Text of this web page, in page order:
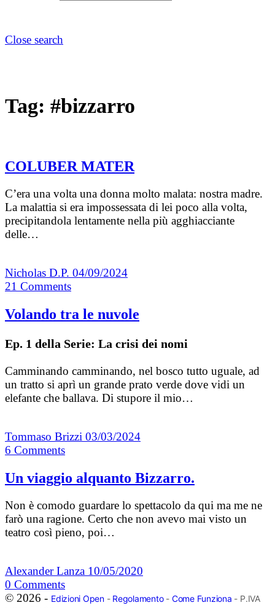
Close search
Tag: #bizzarro
COLUBER MATER
C’era una volta una donna molto malata: nostra madre.
La malattia si era impossessata di lei poco alla volta,
precipitandola lentamente nella più agghiacciante
delle…
Nicholas D.P. 04/09/2024
21 Comments
Volando tra le nuvole
Ep. 1 della Serie: La crisi dei nomi
Camminando camminando, nel bosco tutto uguale, ad
un tratto si aprì un grande prato verde dove vidi un
elefante che ballava. Di stupore il mio…
Tommaso Brizzi 03/03/2024
6 Comments
Un viaggio alquanto Bizzarro.
Non è comodo guardare lo spettacolo da qui ma me ne
farò una ragione. Certo che non avevo mai visto un
teatro così pieno, poi…
Alexander Lanza 10/05/2020
0 Comments
© 2026 - Edizioni Open- Regolamento- Come Funziona - P.IVA